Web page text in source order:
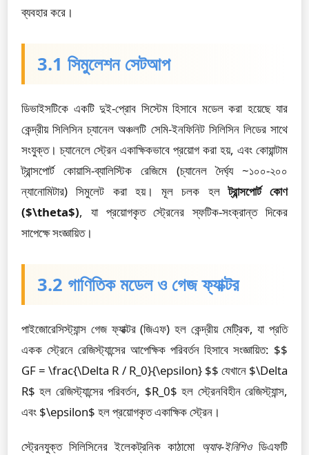
ব্যবহার করে।
3.1 সিমুলেশন সেটআপ
ডিভাইসটিকে একটি দুই-প্রোব সিস্টেম হিসাবে মডেল করা হয়েছে যার
কেন্দ্রীয় সিলিসিন চ্যানেল অঞ্চলটি সেমি-ইনফিনিট সিলিসিন লিডের সাথে
সংযুক্ত। চ্যানেলে স্ট্রেন একাক্ষিকভাবে প্রয়োগ করা হয়, এবং কোয়ান্টাম
ট্রান্সপোর্ট কোয়াসি-ব্যালিস্টিক রেজিমে (চ্যানেল দৈর্ঘ্য ~১০০-২০০
ন্যানোমিটার) সিমুলেট করা হয়। মূল চলক হলট্রান্সপোর্ট কোণ
($\theta$), যা প্রয়োগকৃত স্ট্রেনের স্ফটিক-সংক্রান্ত দিকের
সাপেক্ষে সংজ্ঞায়িত।
3.2 গাণিতিক মডেল ও গেজ ফ্যাক্টর
পাইজোরেসিস্ট্যান্স গেজ ফ্যাক্টর (জিএফ) হল কেন্দ্রীয় মেট্রিক, যা প্রতি
একক স্ট্রেনে রেজিস্ট্যান্সের আপেক্ষিক পরিবর্তন হিসাবে সংজ্ঞায়িত: $$
GF = \frac{\Delta R / R_0}{\epsilon} $$ যেখানে $\Delta
R$ হল রেজিস্ট্যান্সের পরিবর্তন, $R_0$ হল স্ট্রেনবিহীন রেজিস্ট্যান্স,
এবং $\epsilon$ হল প্রয়োগকৃত একাক্ষিক স্ট্রেন।
স্ট্রেনযুক্ত সিলিসিনের ইলেকট্রনিক কাঠামো অ্যাব-ইনিশিওডিএফটি